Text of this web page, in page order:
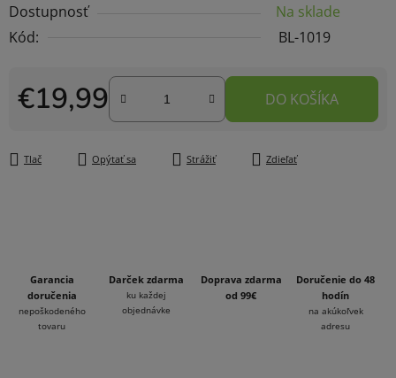
Dostupnosť
Na sklade
Kód:
BL-1019
€19,99
Jednotková cena:
DO KOŠÍKA
Tlač Opýtať sa Strážiť Zdieľať
Garancia
doručenia
nepoškodeného
tovaru
Darček zdarma
ku každej
objednávke
Doprava zdarma
od 99€
Doručenie do 48
hodín
na akúkoľvek
adresu